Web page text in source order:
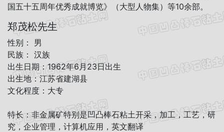
国五十五周年优秀成就博览》（大型人物集）等10余部。
郑茂松先生
性别： 男
民族： 汉族
出生日期：1962年6月23日出生
出生地：江苏省建湖县
文化程度：大专
特长：非金属矿特别是凹凸棒石粘土开采，加工，工艺，研
究，企业管理，计算机应用，英文翻译